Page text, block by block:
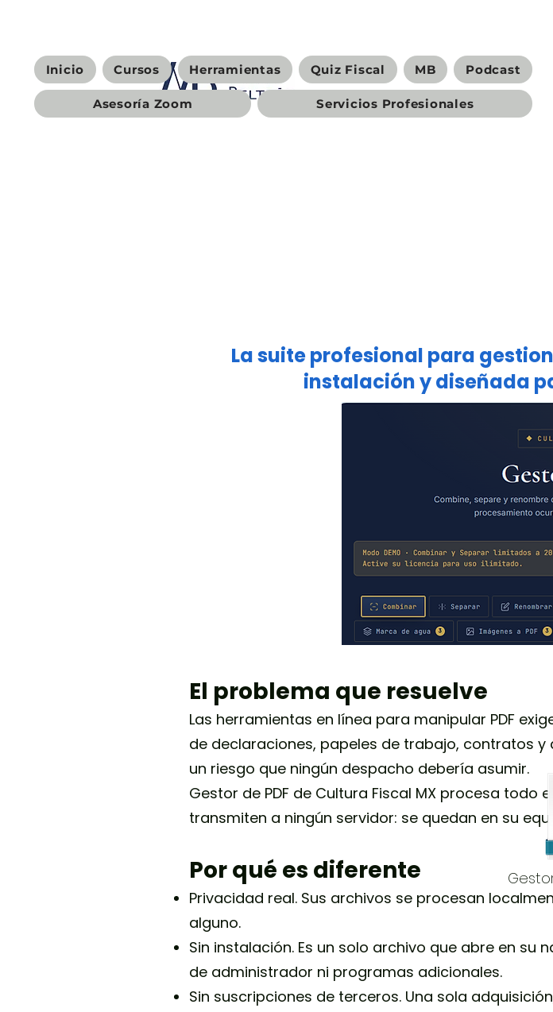
Inicio Cursos Herramientas Quiz Fiscal MB Podcast
Asesoría Zoom Servicios Profesionales
La suite profesional para
instalación y diseñada
El problema que resuelve
Las herramientas en línea para manipular PDF
de declaraciones, papeles de trabajo, contratos
un riesgo que ningún despacho debería asumir.
Gestor de PDF de Cultura Fiscal MX procesa
transmiten a ningún servidor: se quedan en su
Por qué es diferente
Privacidad real. Sus archivos se procesan
alguno.
Sin instalación. Es un solo archivo que abre en su
de administrador ni programas adicionales.
Sin suscripciones de terceros. Una sola